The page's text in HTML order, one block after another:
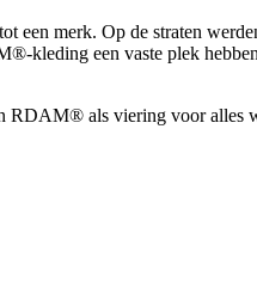
merk. Op de straten
kleding een vaste plek
als viering voor alles